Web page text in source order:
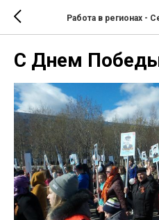
Работа в регионах -
С Днем